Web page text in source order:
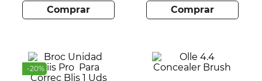
comprar comprar
-20%